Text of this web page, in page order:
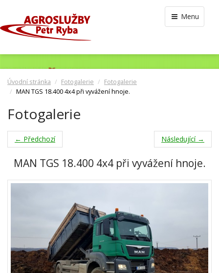
Menu
Úvodní stránka Fotogalerie
Fotogalerie
MAN TGS 18.400 4x4 při vyvážení hnoje.
Fotogalerie
← Předchozí Následující →
MAN TGS 18.400 4x4 při vyvážení hnoje.